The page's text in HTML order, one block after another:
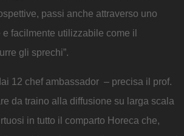
passi anche attraverso uno
facilmente utilizzabile come il
gli sprechi”.
12 chef ambassador – precisa il prof.
da traino alla diffusione su larga scala
in tutto il comparto Horeca che,